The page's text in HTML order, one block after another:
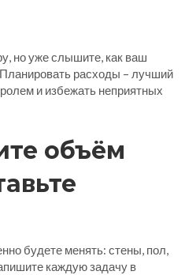
но уже слышите, как ваш
расходы – лучший
и избежать неприятных
объём
будете менять: стены, пол,
каждую задачу в